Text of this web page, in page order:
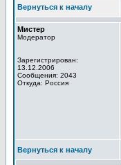
Вернуться к началу
Мистер
Модератор
Зарегистрирован:
13.12.2006
Сообщения: 2043
Откуда: Россия
Вернуться к началу